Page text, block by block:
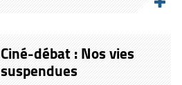
Ciné-débat : Nos vies
suspendues